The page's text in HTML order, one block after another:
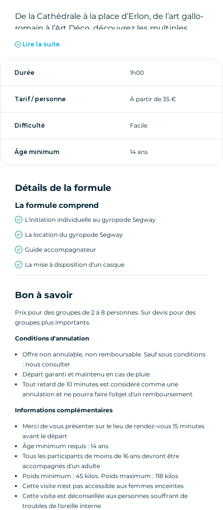
De la Cathédrale à la place d’Erlon, de l’art gallo-
romain à l’Art Déco, découvrez les multiples
facettes de la ville de Reims et de son art de
êtes au commencement d'une expérience
inoubliable avec Mobilboard Reims !
Départ garantis : à partir de 2 personnes.
Lire la suite
Durée 1h00
Tarif / personne À partir de 35 €
Difficulté Facile
Âge minimum 14 ans
Détails de la formule
La formule comprend
L'initiation individuelle au gyropode Segway
La location du gyropode Segway
Guide accompagnateur
La mise à disposition d'un casque
Bon à savoir
Prix pour des groupes de 2 à 8 personnes. Sur devis pour des
groupes plus importants.
Conditions d'annulation
Offre non annulable, non remboursable. Sauf sous conditions
: nous consulter
Départ garanti et maintenu en cas de pluie
Tout retard de 10 minutes est considéré comme une
annulation et ne pourra faire l'objet d'un remboursement
Informations complémentaires
Merci de vous présenter sur le lieu de rendez-vous 15 minutes
avant le départ
Âge minimum requis : 14 ans
Tous les participants de moins de 16 ans devront être
accompagnés d'un adulte
Poids minimum : 45 kilos. Poids maximum : 118 kilos
Cette visite n'est pas accessible aux femmes enceintes
Cette visite est déconseillée aux personnes souffrant de
troubles de l'oreille interne